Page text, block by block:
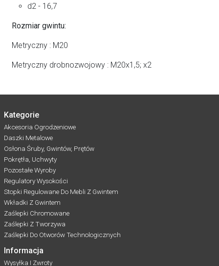
d2 - 16,7
Rozmiar gwintu:
Metryczny : M20
Metryczny drobnozwojowy : M20x1,5; x2
Kategorie
Akcesoria Ogrodzeniowe
Daszki Metalowe
Osłona Śruby, Gwintów, Prętów
Pokrętła, Uchwyty
Pozostałe Wyroby
Regulatory Wysokości
Stopki Regulowane Do Mebli Z Gwintem
Wkładki Z Gwintem
Zaślepki Chromowane
Zaślepki Z Tworzywa
Zaślepki Do Otworów Technologicznych
Informacja
Wysyłka I Zwroty